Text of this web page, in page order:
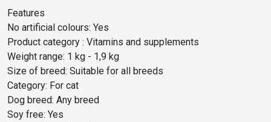
Features
No artificial colours: Yes
Product category : Vitamins and supplements
Weight range: 1 kg - 1,9 kg
Size of breed: Suitable for all breeds
Category: For cat
Dog breed: Any breed
Soy free: Yes